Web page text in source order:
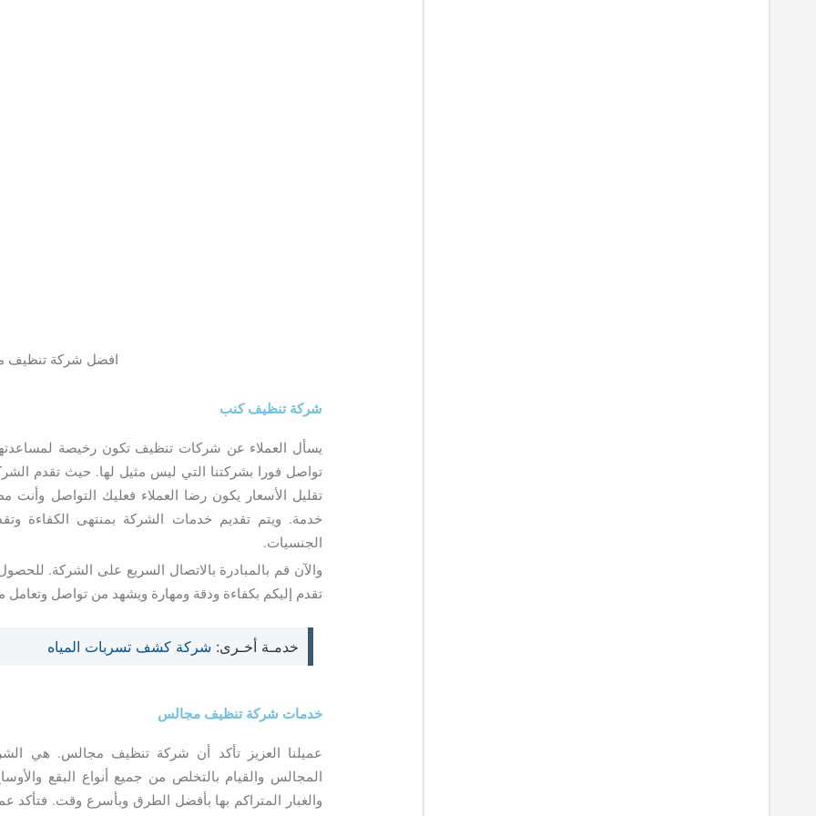
افضل شركة تنظيف
شركة تنظيف كنب
يسأل العملاء عن شركات تنظيف تكون رخيصة
تواصل فورا بشركتنا التي ليس مثيل لها. حيث تقدم
تقليل الأسعار يكون رضا العملاء فعليك التواصل
خدمة. ويتم تقديم خدمات الشركة بمنتهى الكفاءة
الجنسيات.
والآن قم بالمبادرة بالاتصال السريع على الشركة.
تقدم إليكم بكفاءة ودقة ومهارة ويشهد من تواصل
خدمـة أخـرى: شركة كشف تسربات المياه
خدمات شركة تنظيف مجالس
عميلنا العزيز تأكد أن شركة تنظيف مجالس. هي
المجالس والقيام بالتخلص من جميع أنواع البقع
والغبار المتراكم بها بأفضل الطرق وبأسرع وقت. فتأكد